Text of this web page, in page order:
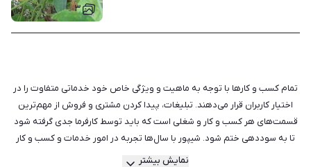
۳
تمام کسب‌ و کارها با توجه به ماهیت و ویژگی خاص خود خدماتی متفاوت را در
اختیار کاربران قرار می‌دهند. تبلیغات، پیدا کردن مشتری و فروش از مهم‌ترین
قسمت‌های هر کسب و کار و شغلی است که باید توسط کارفرما جدی گرفته شود
تا به سوددهی ختم شود. شیپور با سال‌ها تجربه در امور خدمات و کسب و کار
دارای کامل‌ترین و به روزترین لیست آگهی‌های کسب و کارهایی مانند آرایشگری
نمایش بیشتر